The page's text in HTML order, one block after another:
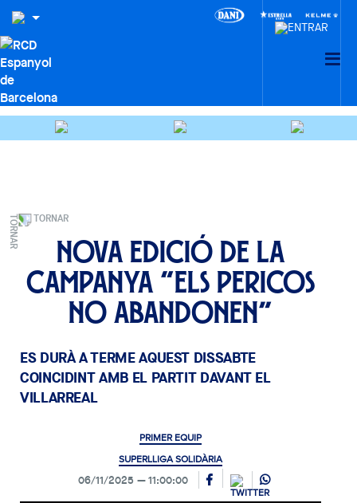
TORNAR
Nova edició de la
campanya “Els Pericos
No Abandonen”
ES DURÀ A TERME AQUEST DISSABTE
COINCIDINT AMB EL PARTIT DAVANT EL
VILLARREAL
PRIMER EQUIP
SUPERLLIGA SOLIDÀRIA
06/11/2025 11:00:00